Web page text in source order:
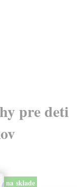
pre deti
na sklade